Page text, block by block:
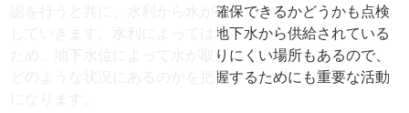
認を行うと共に、水利から水が確保できるかどうかも点検
していきます。水利によっては地下水から供給されている
ため、地下水位によって水が取りにくい場所もあるので、
どのような状況にあるのかを把握するためにも重要な活動